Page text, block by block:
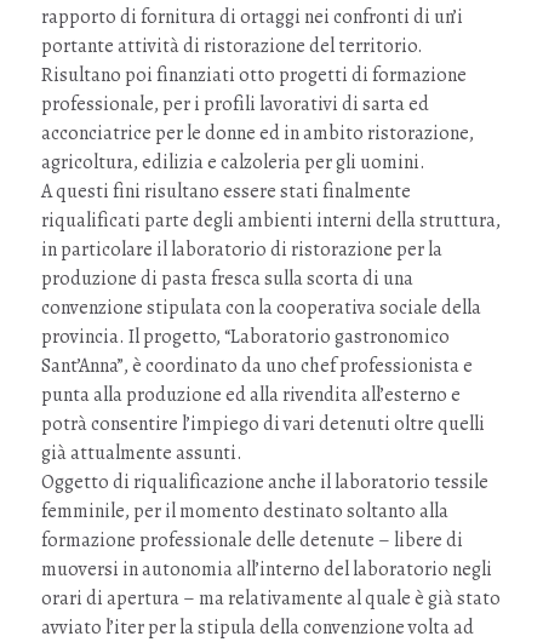
rapporto di fornitura di ortaggi nei confronti di un’i
portante attività di ristorazione del territorio.
Risultano poi finanziati otto progetti di formazione
professionale, per i profili lavorativi di sarta ed
acconciatrice per le donne ed in ambito ristorazione,
agricoltura, edilizia e calzoleria per gli uomini.
A questi fini risultano essere stati finalmente
riqualificati parte degli ambienti interni della struttura,
in particolare il laboratorio di ristorazione per la
produzione di pasta fresca sulla scorta di una
convenzione stipulata con la cooperativa sociale della
provincia. Il progetto, “Laboratorio gastronomico
Sant’Anna”, è coordinato da uno chef professionista e
punta alla produzione ed alla rivendita all’esterno e
potrà consentire l’impiego di vari detenuti oltre quelli
già attualmente assunti.
Oggetto di riqualificazione anche il laboratorio tessile
femminile, per il momento destinato soltanto alla
formazione professionale delle detenute – libere di
muoversi in autonomia all’interno del laboratorio negli
orari di apertura – ma relativamente al quale è già stato
avviato l’iter per la stipula della convenzione volta ad